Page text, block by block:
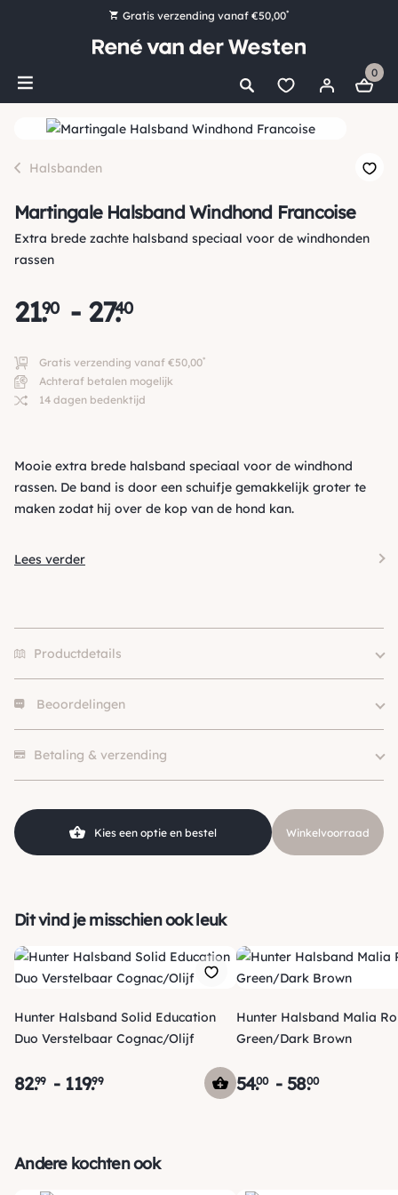
Gratis verzending vanaf €50,00*
Bestel nu, betaal later met Klarna
Ruim 16.000 artikelen op voorraad
0
Halsbanden
Martingale Halsband Windhond Francoise
Extra brede zachte halsband speciaal voor de windhonden
rassen
21.
90 - 27.
40
Gratis verzending vanaf €50,00*
Achteraf betalen mogelijk
14 dagen bedenktijd
Mooie extra brede halsband speciaal voor de windhond
rassen. De band is door een schuifje gemakkelijk groter te
maken zodat hij over de kop van de hond kan.
Lees verder
Productdetails
Kleur
Size
L5, M4, M5, Puppy
Merk
Hondgrootte
Beoordelingen
Betaling & verzending
Je ontvangt een track & trace code van ons zodat je je
Kies een optie en bestel Winkelvoorraad
Dit vind je misschien ook leuk
Hunter Halsband Solid Education
Duo Verstelbaar Cognac/Olijf
82.99 - 119.99
Hunter Halsband Malia
Green/Dark Brown
54.00 - 58.00
Andere kochten ook